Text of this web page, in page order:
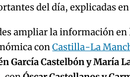
del día, explicadas
ampliar la información
conCastilla-La
García Castelbón y María